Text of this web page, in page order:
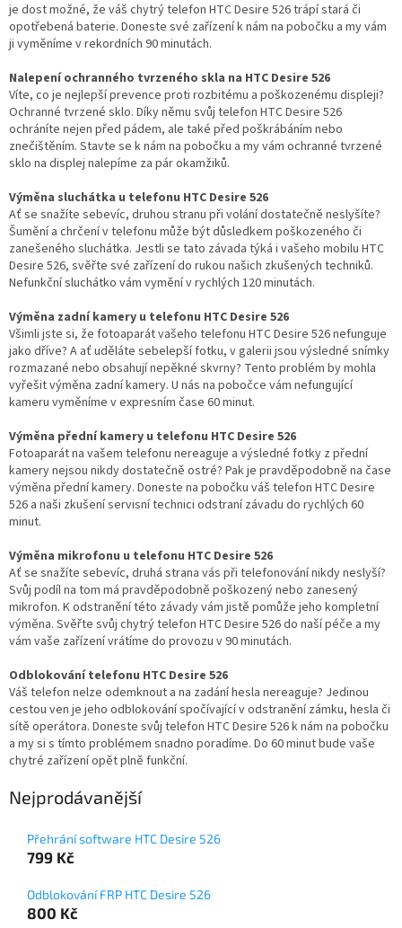
je dost možné, že váš chytrý telefon HTC Desire 526 trápí stará či
opotřebená baterie. Doneste své zařízení k nám na pobočku a my vám
ji vyměníme v rekordních 90 minutách.
Nalepení ochranného tvrzeného skla na HTC Desire 526
Víte, co je nejlepší prevence proti rozbitému a poškozenému displeji?
Ochranné tvrzené sklo. Díky němu svůj telefon HTC Desire 526
ochráníte nejen před pádem, ale také před poškrábáním nebo
znečištěním. Stavte se k nám na pobočku a my vám ochranné tvrzené
sklo na displej nalepíme za pár okamžiků.
Výměna sluchátka u telefonu HTC Desire 526
Ať se snažíte sebevíc, druhou stranu při volání dostatečně neslyšíte?
Šumění a chrčení v telefonu může být důsledkem poškozeného či
zanešeného sluchátka. Jestli se tato závada týká i vašeho mobilu HTC
Desire 526, svěřte své zařízení do rukou našich zkušených techniků.
Nefunkční sluchátko vám vymění v rychlých 120 minutách.
Výměna zadní kamery u telefonu HTC Desire 526
Všimli jste si, že fotoaparát vašeho telefonu HTC Desire 526 nefunguje
jako dříve? A ať uděláte sebelepší fotku, v galerii jsou výsledné snímky
rozmazané nebo obsahují nepěkné skvrny? Tento problém by mohla
vyřešit výměna zadní kamery. U nás na pobočce vám nefungující
kameru vyměníme v expresním čase 60 minut.
Výměna přední kamery u telefonu HTC Desire 526
Fotoaparát na vašem telefonu nereaguje a výsledné fotky z přední
kamery nejsou nikdy dostatečně ostré? Pak je pravděpodobně na čase
výměna přední kamery. Doneste na pobočku váš telefon HTC Desire
526 a naši zkušení servisní technici odstraní závadu do rychlých 60
minut.
Výměna mikrofonu u telefonu HTC Desire 526
Ať se snažíte sebevíc, druhá strana vás při telefonování nikdy neslyší?
Svůj podíl na tom má pravděpodobně poškozený nebo zanesený
mikrofon. K odstranění této závady vám jistě pomůže jeho kompletní
výměna. Svěřte svůj chytrý telefon HTC Desire 526 do naší péče a my
vám vaše zařízení vrátíme do provozu v 90 minutách.
Odblokování telefonu HTC Desire 526
Váš telefon nelze odemknout a na zadání hesla nereaguje? Jedinou
cestou ven je jeho odblokování spočívající v odstranění zámku, hesla či
sítě operátora. Doneste svůj telefon HTC Desire 526 k nám na pobočku
a my si s tímto problémem snadno poradíme. Do 60 minut bude vaše
chytré zařízení opět plně funkční.
Nejprodávanější
Přehrání software HTC Desire 526
799 Kč
Odblokování FRP HTC Desire 526
800 Kč